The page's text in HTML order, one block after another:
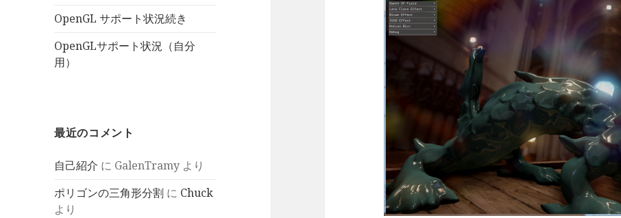
OpenGL サポート状況続き
OpenGLサポート状況（自分
用）
最近のコメント
自己紹介 に GalenTramy より
ポリゴンの三角形分割 に Chuck
より